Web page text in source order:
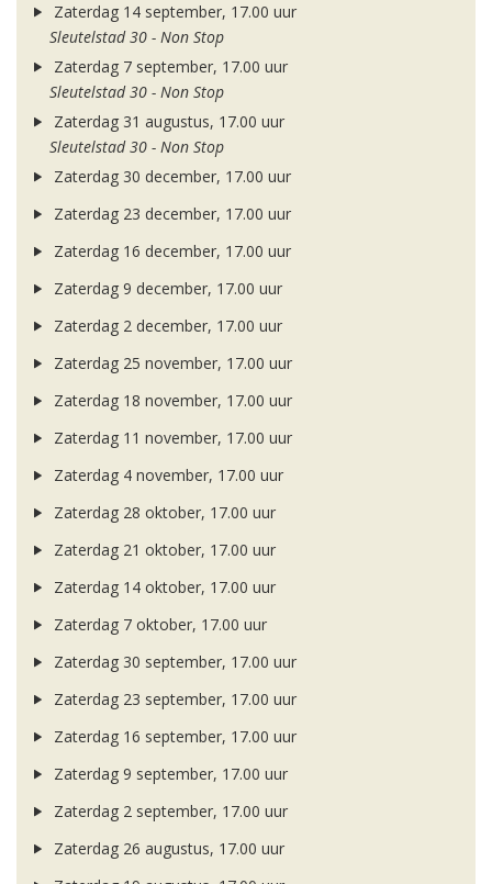
Zaterdag 14 september, 17.00 uur
Sleutelstad 30 - Non Stop
Zaterdag 7 september, 17.00 uur
Sleutelstad 30 - Non Stop
Zaterdag 31 augustus, 17.00 uur
Sleutelstad 30 - Non Stop
Zaterdag 30 december, 17.00 uur
Zaterdag 23 december, 17.00 uur
Zaterdag 16 december, 17.00 uur
Zaterdag 9 december, 17.00 uur
Zaterdag 2 december, 17.00 uur
Zaterdag 25 november, 17.00 uur
Zaterdag 18 november, 17.00 uur
Zaterdag 11 november, 17.00 uur
Zaterdag 4 november, 17.00 uur
Zaterdag 28 oktober, 17.00 uur
Zaterdag 21 oktober, 17.00 uur
Zaterdag 14 oktober, 17.00 uur
Zaterdag 7 oktober, 17.00 uur
Zaterdag 30 september, 17.00 uur
Zaterdag 23 september, 17.00 uur
Zaterdag 16 september, 17.00 uur
Zaterdag 9 september, 17.00 uur
Zaterdag 2 september, 17.00 uur
Zaterdag 26 augustus, 17.00 uur